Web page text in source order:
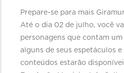
Prepare-se para mais
Até o dia 02 de julho, você
personagens que contam
alguns de seus espetáculos
conteúdos estarão